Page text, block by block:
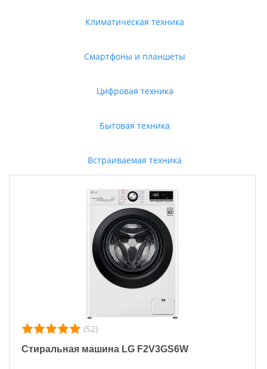
Климатическая техника
Смартфоны и планшеты
Цифровая техника
Бытовая техника
Встраиваемая техника
(52)
Стиральная машина LG F2V3GS6W